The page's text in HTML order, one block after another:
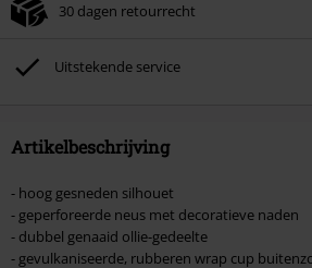
Kan niet gecombineerd worden met andere
Toten Hosen, Metality, cadeaubonnen en
donatie zijn uitgesloten van de korting.
30 dagen retourrecht
Uitstekende service
Artikelbeschrijving
- hoog gesneden silhouet
- geperforeerde neus met decoratieve naden
- dubbel genaaid ollie-gedeelte
- gevulkaniseerde, rubberen wrap cup